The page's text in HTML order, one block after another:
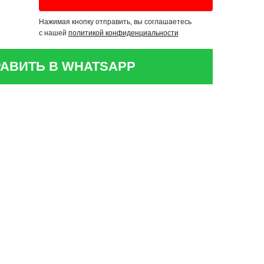
Нажимая кнопку отправить, вы соглашаетесь
с нашей политикой конфиденциальности
В WHATSAPP